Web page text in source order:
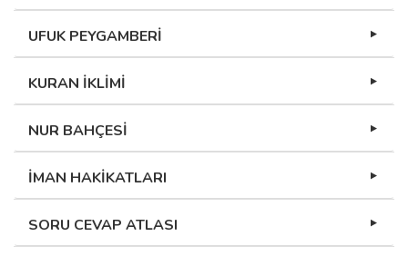
UFUK PEYGAMBERİ
KURAN İKLİMİ
NUR BAHÇESİ
İMAN HAKİKATLARI
SORU CEVAP ATLASI